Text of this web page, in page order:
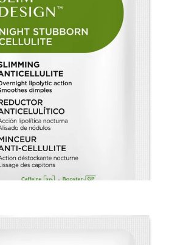
OFFERT - SD NIGHT